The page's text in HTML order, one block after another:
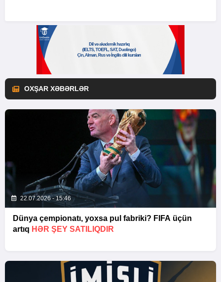
OXŞAR XƏBƏRLƏR
22.07.2026 - 15:46
Dünya çempionatı, yoxsa pul fabriki? FIFA üçün
artıq HƏR ŞEY SATILIQDIR